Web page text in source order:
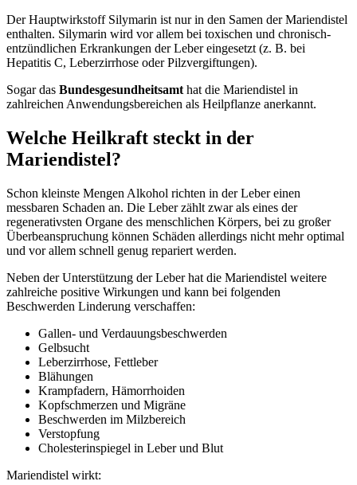
Der Hauptwirkstoff Silymarin ist nur in den Samen der Mariendistel
enthalten. Silymarin wird vor allem bei toxischen und chronisch-
entzündlichen Erkrankungen der Leber eingesetzt (z. B. bei
Hepatitis C, Leberzirrhose oder Pilzvergiftungen).
Sogar das Bundesgesundheitsamt hat die Mariendistel in
zahlreichen Anwendungsbereichen als Heilpflanze anerkannt.
Welche Heilkraft steckt in der
Mariendistel?
Schon kleinste Mengen Alkohol richten in der Leber einen
messbaren Schaden an. Die Leber zählt zwar als eines der
regenerativsten Organe des menschlichen Körpers, bei zu großer
Überbeanspruchung können Schäden allerdings nicht mehr optimal
und vor allem schnell genug repariert werden.
Neben der Unterstützung der Leber hat die Mariendistel weitere
zahlreiche positive Wirkungen und kann bei folgenden
Beschwerden Linderung verschaffen:
Gallen- und Verdauungsbeschwerden
Gelbsucht
Leberzirrhose, Fettleber
Blähungen
Krampfadern, Hämorrhoiden
Kopfschmerzen und Migräne
Beschwerden im Milzbereich
Verstopfung
Cholesterinspiegel in Leber und Blut
Mariendistel wirkt: